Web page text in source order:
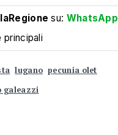
laRegione su: WhatsApp
principali
lugano pecunia olet
galeazzi